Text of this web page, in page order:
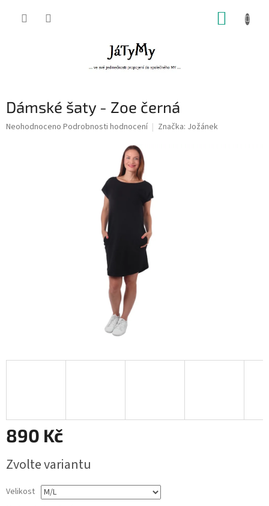
Dámské šaty - Zoe černá
Průměrné
Neohodnoceno Podrobnosti hodnocení Značka: Jožánek
890 Kč
cena:
Zvolte variantu
Velikost